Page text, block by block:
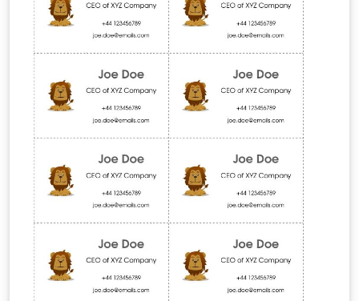
science with Java as main programming language. But
feel free to configure listings, e.g. for other languages.